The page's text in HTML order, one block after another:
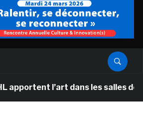
l’art dans les salles de